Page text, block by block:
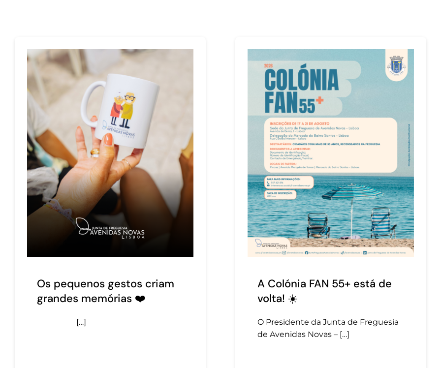
Os pequenos gestos criam
grandes memórias ❤️
[…]
A Colónia FAN 55+ está de
volta! ☀️
O Presidente da Junta de Freguesia
de Avenidas Novas – […]